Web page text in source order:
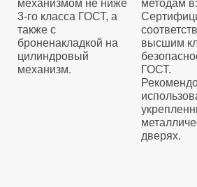
механизмом не ниже
3-го класса ГОСТ, а
также с
броненакладкой на
цилиндровый
механизм.
методам
высшим
ГОСТ.
дверях.